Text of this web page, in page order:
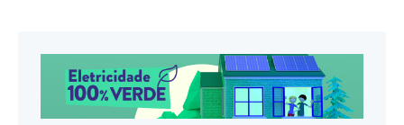
Documentos úteis
Política de privacidade